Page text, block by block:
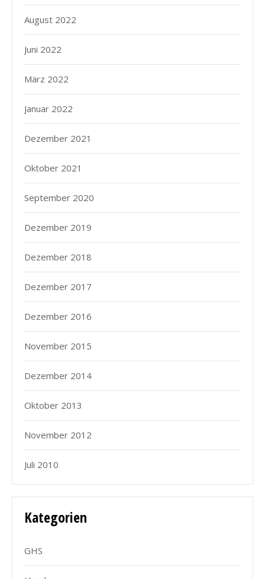
August 2022
Juni 2022
März 2022
Januar 2022
Dezember 2021
Oktober 2021
September 2020
Dezember 2019
Dezember 2018
Dezember 2017
Dezember 2016
November 2015
Dezember 2014
Oktober 2013
November 2012
Juli 2010
Kategorien
GHS